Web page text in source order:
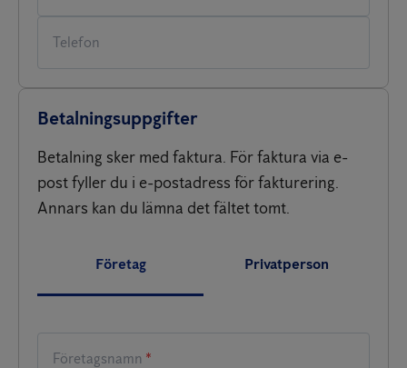
Betalningsuppgifter
Betalning sker med faktura. För faktura via e-
post fyller du i e-postadress för fakturering.
Annars kan du lämna det fältet tomt.
Företag Privatperson
*